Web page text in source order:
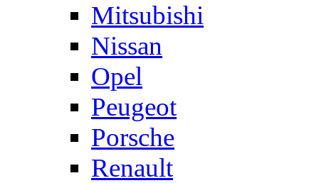
Mitsubishi
Nissan
Opel
Peugeot
Porsche
Renault